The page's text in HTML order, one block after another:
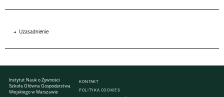
Uzasadnienie
Instytut Nauk o Żywności
Szkoła Główna Gospodarstwa
Wiejskiego w Warszawie
KONTAKT
POLITYKA COOKIES